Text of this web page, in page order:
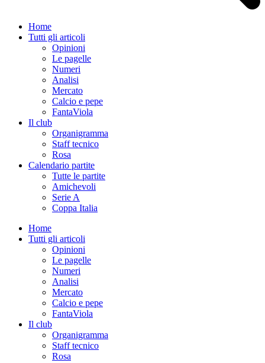
Home
Tutti gli articoli
Opinioni
Le pagelle
Numeri
Analisi
Mercato
Calcio e pepe
FantaViola
Il club
Organigramma
Staff tecnico
Rosa
Calendario partite
Tutte le partite
Amichevoli
Serie A
Coppa Italia
Home
Tutti gli articoli
Opinioni
Le pagelle
Numeri
Analisi
Mercato
Calcio e pepe
FantaViola
Il club
Organigramma
Staff tecnico
Rosa